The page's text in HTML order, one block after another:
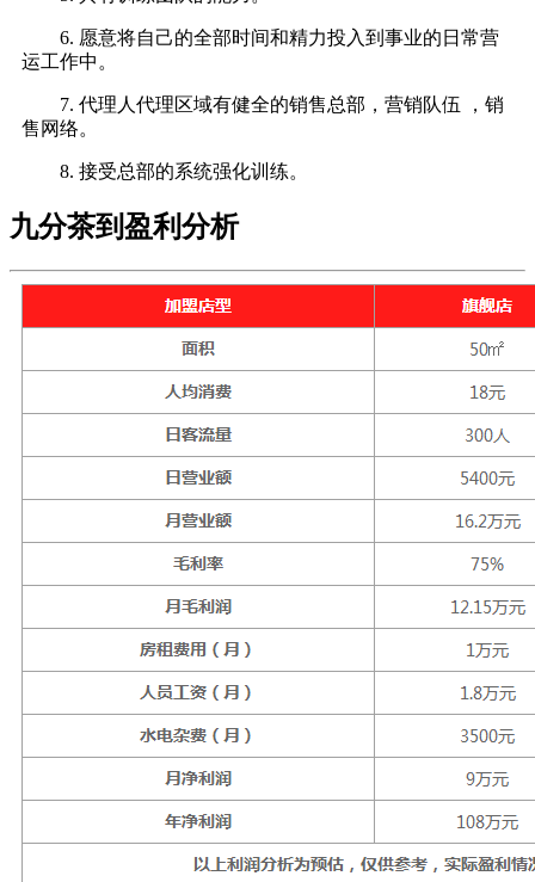
6. 愿意将自己的全部时间和精力投入到事业的日常营
运工作中。
7. 代理人代理区域有健全的销售总部，营销队伍 ，销
售网络。
8. 接受总部的系统强化训练。
九分茶到盈利分析